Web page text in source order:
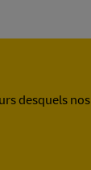
desquels nos